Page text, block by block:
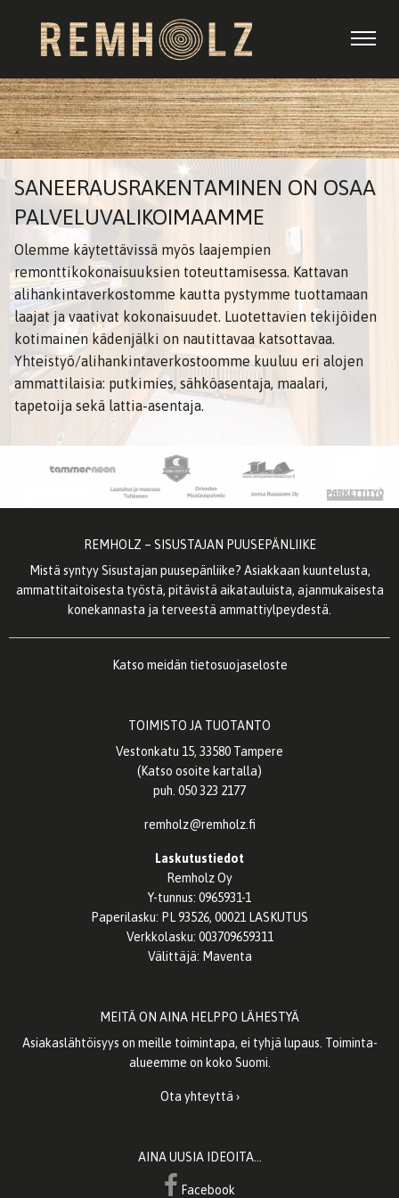
SANEERAUSRAKENTAMINEN ON OSAA
PALVELUVALIKOIMAAMME
Olemme käytettävissä myös laajempien
remonttikokonaisuuksien toteuttamisessa. Kattavan
alihankintaverkostomme kautta pystymme tuottamaan
laajat ja vaativat kokonaisuudet. Luotettavien tekijöiden
kotimainen kädenjälki on nautittavaa katsottavaa.
Yhteistyö/alihankintaverkostoomme kuuluu eri alojen
ammattilaisia: putkimies, sähköasentaja, maalari,
tapetoija sekä lattia-asentaja.
REMHOLZ – SISUSTAJAN PUUSEPÄNLIIKE
Mistä syntyy Sisustajan puusepänliike? Asiakkaan kuuntelusta,
ammattitaitoisesta työstä, pitävistä aikatauluista, ajanmukaisesta
konekannasta ja terveestä ammattiylpeydestä.
Katso meidän tietosuojaseloste
TOIMISTO JA TUOTANTO
Vestonkatu 15, 33580 Tampere
(Katso osoite kartalla)
puh. 050 323 2177
remholz@remholz.fi
Laskutustiedot
Remholz Oy
Y-tunnus: 0965931-1
Paperilasku: PL 93526, 00021 LASKUTUS
Verkkolasku: 003709659311
Välittäjä: Maventa
MEITÄ ON AINA HELPPO LÄHESTYÄ
Asiakaslähtöisyys on meille toimintapa, ei tyhjä lupaus. Toiminta-
alueemme on koko Suomi.
Ota yhteyttä ›
AINA UUSIA IDEOITA…
Facebook